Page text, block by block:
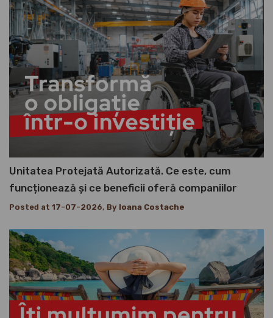
Unitatea Protejată Autorizată. Ce este, cum
funcționează și ce beneficii oferă companiilor
Posted at 17-07-2026, By Ioana Costache